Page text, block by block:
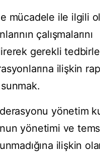
mücadele ile ilgili
çalışmalarını
gerekli
ilişkin
yönetim
yönetimi ve
ilişkin